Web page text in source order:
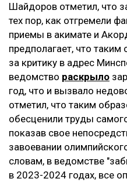
Шайдоров отметил, что
тех пор, как отгремели
приемы в акимате и
предполагает, что
за критику в адрес
ведомство раскрыло
год, что и вызвало
отметил, что таким
обесценили труды
показав свое
завоевании
словам, в ведомстве
в 2023-2024 годах, все